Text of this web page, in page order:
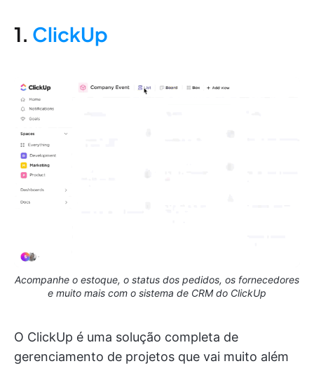
1. ClickUp
Acompanhe o estoque, o status dos pedidos, os fornecedores
e muito mais com o sistema de CRM do ClickUp
O ClickUp é uma solução completa de
gerenciamento de projetos que vai muito além